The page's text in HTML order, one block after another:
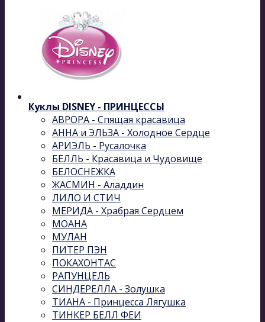
Куклы DISNEY - ПРИНЦЕССЫ
АВРОРА - Спящая красавица
АННА и ЭЛЬЗА - Холодное Сердце
АРИЭЛЬ - Русалочка
БЕЛЛЬ - Красавица и Чудовище
БЕЛОСНЕЖКА
ЖАСМИН - Аладдин
ЛИЛО И СТИЧ
МЕРИДА - Храбрая Сердцем
МОАНА
МУЛАН
ПИТЕР ПЭН
ПОКАХОНТАС
РАПУНЦЕЛЬ
СИНДЕРЕЛЛА - Золушка
ТИАНА - Принцесса Лягушка
ТИНКЕР БЕЛЛ ФЕИ